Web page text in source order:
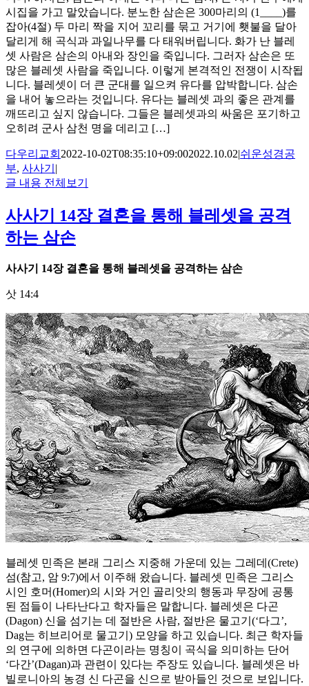
시집을 가고 말았습니다. 분노한 삼손은 300마리의 (1____)를
잡아(4절) 두 마리 짝을 지어 꼬리를 묶고 거기에 횃불을 달아
달리게 해 곡식과 과일나무를 다 태워버립니다. 화가 난 블레
셋 사람은 삼손의 아내와 장인을 죽입니다. 그러자 삼손은 또
많은 블레셋 사람을 죽입니다. 이렇게 본격적인 전쟁이 시작됩
니다. 블레셋이 더 큰 군대를 일으켜 유다를 압박합니다. 삼손
을 내어 놓으라는 것입니다. 유다는 블레셋 과의 좋은 관계를
깨뜨리고 싶지 않습니다. 그들은 블레셋과의 싸움은 포기하고
오히려 군사 삼천 명을 데리고 […]
다우리교회 2022-10-02T08:35:10+09:002022.10.02|쉬운성경공
부, 사사기 |
글 내용 전체보기
사사기 14장 결혼을 통해 블레셋을 공격
하는 삼손
사사기 14장 결혼을 통해 블레셋을 공격하는 삼손
삿 14:4
블레셋 민족은 본래 그리스 지중해 가운데 있는 그레데(Crete)
섬(참고, 암 9:7)에서 이주해 왔습니다. 블레셋 민족은 그리스
시인 호머(Homer)의 시와 거인 골리앗의 행동과 무장에 공통
된 점들이 나타난다고 학자들은 말합니다. 블레셋은 다곤
(Dagon) 신을 섬기는 데 절반은 사람, 절반은 물고기(‘다그’,
Dag는 히브리어로 물고기) 모양을 하고 있습니다. 최근 학자들
의 연구에 의하면 다곤이라는 명칭이 곡식을 의미하는 단어
‘다간’(Dagan)과 관련이 있다는 주장도 있습니다. 블레셋은 바
빌로니아의 농경 신 다곤을 신으로 받아들인 것으로 보입니다.